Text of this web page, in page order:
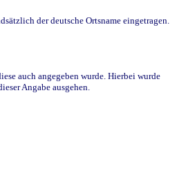
der deutsche Ortsname eingetragen.
auch angegeben wurde. Hierbei wurde
Angabe ausgehen.